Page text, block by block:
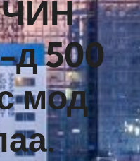
500
мод